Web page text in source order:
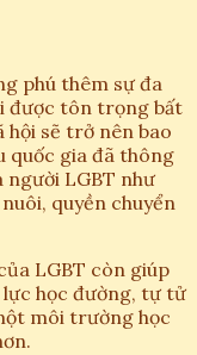
phú thêm sự đa
được tôn trọng bất
hội sẽ trở nên bao
quốc gia đã thông
người LGBT như
quyền chuyển
LGBT còn giúp
lực học đường, tự tử
môi trường học